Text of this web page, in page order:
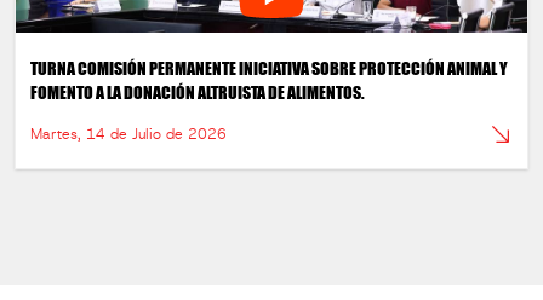
TURNA COMISIÓN PERMANENTE INICIATIVA SOBRE PROTECCIÓN ANIMAL Y
FOMENTO A LA DONACIÓN ALTRUISTA DE ALIMENTOS.
Martes, 14 de Julio de 2026